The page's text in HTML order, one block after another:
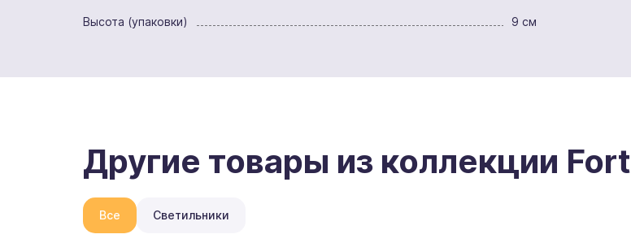
Высота (упаковки) 9 см
Другие товары из коллекции Fort
Все Светильники